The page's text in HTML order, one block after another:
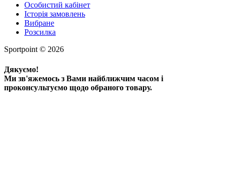
Особистий кабінет
Історія замовлень
Вибране
Розсилка
Sportpoint © 2026
Дякуємо!
Ми зв'яжемось з Вами найближчим часом і
проконсультуємо щодо обраного товару.